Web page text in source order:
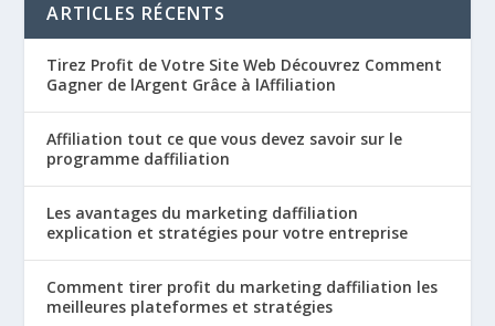
ARTICLES RÉCENTS
Tirez Profit de Votre Site Web Découvrez Comment
Gagner de lArgent Grâce à lAffiliation
Affiliation tout ce que vous devez savoir sur le
programme daffiliation
Les avantages du marketing daffiliation
explication et stratégies pour votre entreprise
Comment tirer profit du marketing daffiliation les
meilleures plateformes et stratégies